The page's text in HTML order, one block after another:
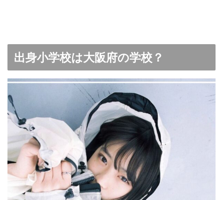
出身小学校は大阪府の学校？